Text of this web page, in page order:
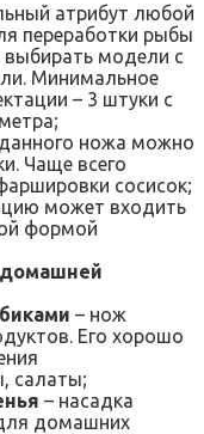
атрибут любой
переработки рыбы
модели с
Минимальное
– 3 штуки с
ножа можно
Чаще всего
сосисок;
может входить
формой
домашней
– нож
Его хорошо
салаты;
– насадка
домашних